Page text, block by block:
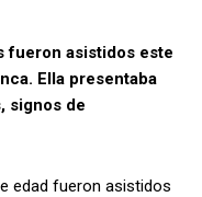
fueron asistidos este
Ella presentaba
signos de
edad fueron asistidos